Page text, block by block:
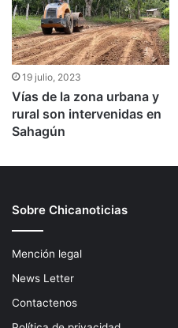
19 julio, 2023
Vías de la zona urbana y
rural son intervenidas en
Sahagún
Sobre Chicanoticias
Mención legal
News Letter
Contactenos